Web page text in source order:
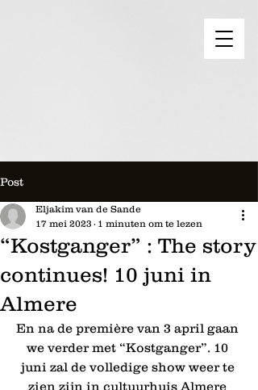
Post
“Kostganger” : The story
continues! 10 juni in
Almere
Eljakim van de Sande
17 mei 2023
1 minuten om te lezen
En na de première van 3 april gaan
we verder met “Kostganger”. 10
juni zal de volledige show weer te
zien zijn in cultuurhuis Almere